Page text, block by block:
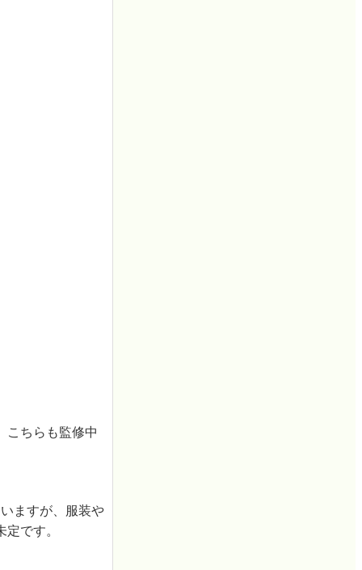
こちらも監修中
ますが、服装や
です。